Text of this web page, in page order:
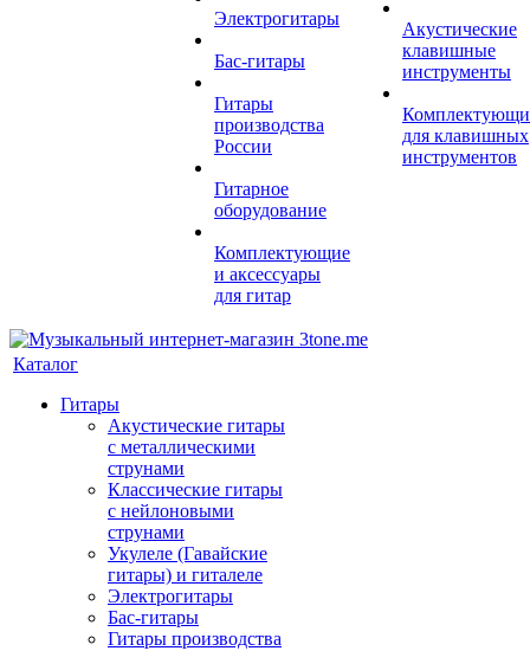
Электрогитары
Бас-гитары
Гитары
производства
России
Гитарное
оборудование
Комплектующие
и аксессуары
для гитар
Акустические
клавишные
инструменты
для клавишных
инструментов
Каталог
Гитары
Акустические гитары
с металлическими
струнами
Классические гитары
с нейлоновыми
струнами
Укулеле (Гавайские
гитары) и гиталеле
Электрогитары
Бас-гитары
Гитары производства